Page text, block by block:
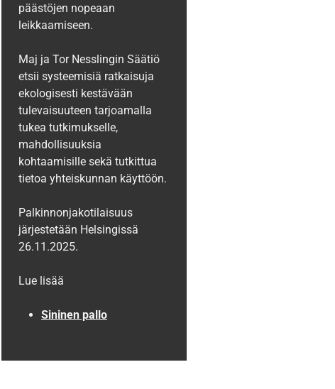
päästöjen nopeaan
leikkaamiseen.
Maj ja Tor Nesslingin Säätiö
etsii systeemisiä ratkaisuja
ekologisesti kestävään
tulevaisuuteen tarjoamalla
tukea tutkimukselle,
mahdollisuuksia
kohtaamisille sekä tutkittua
tietoa yhteiskunnan käyttöön.
Palkinnonjakotilaisuus
järjestetään Helsingissä
26.11.2025.
Lue lisää
Sininen pallo